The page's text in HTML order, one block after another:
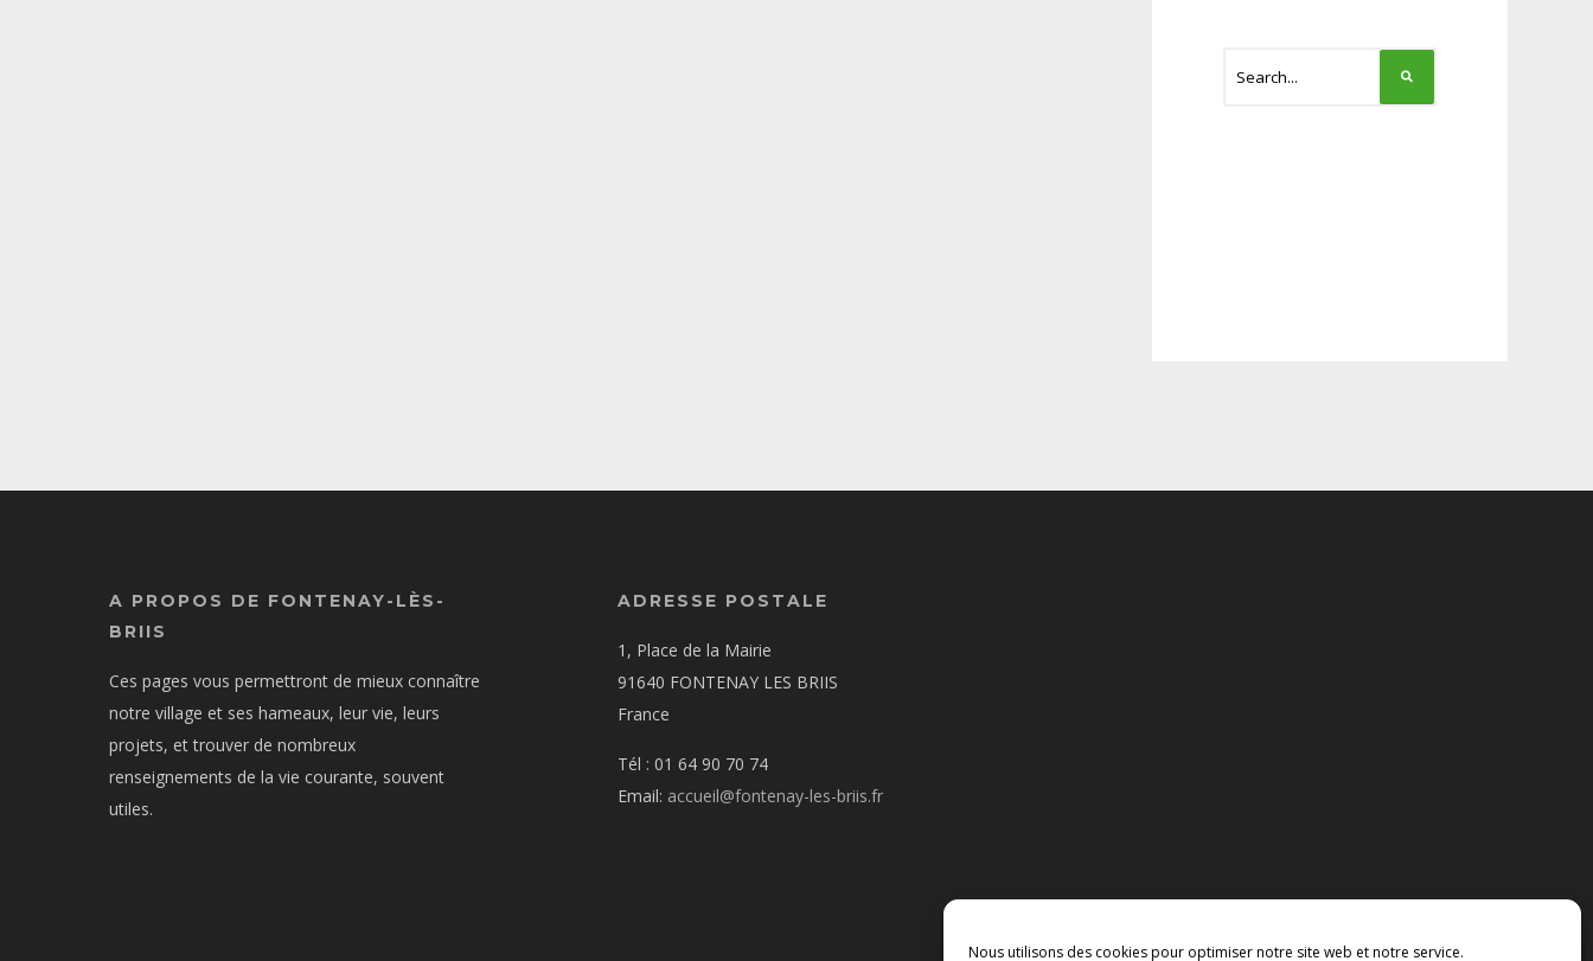
Nous utilisons des cookies pour optimiser notre site web et notre service.
A PROPOS DE FONTENAY-LÈS-
BRIIS
Ces pages vous permettront de mieux connaître
notre village et ses hameaux, leur vie, leurs
projets, et trouver de nombreux
renseignements de la vie courante, souvent
utiles.
ADRESSE POSTALE
1, Place de la Mairie
91640 FONTENAY LES BRIIS
France
Tél : 01 64 90 70 74
Email: accueil@fontenay-les-briis.fr